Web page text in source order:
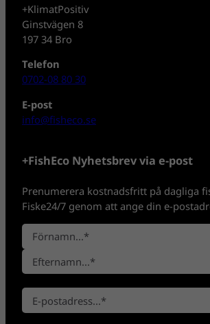
+KlimatPositiv
Ginstvägen 8
197 34 Bro
Telefon
0702-08 80 30
E-post
info@fisheco.se
+FishEco Nyhetsbrev via e-post
Prenumerera kostnadsfritt på dagliga
Fiske24/7 genom att ange din e-
N
a
n
*
F
ö
r
a
t
E
-